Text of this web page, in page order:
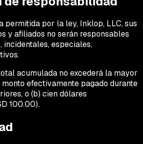
permitida por la ley, Inklop, LLC, sus
y afiliados no serán responsables
incidentales, especiales,
acumulada no excederá la mayor
efectivamente pagado durante
o (b) cien dólares
100.00).